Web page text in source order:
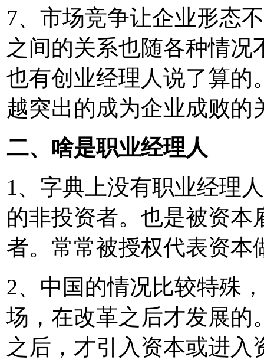
7、市场竞争让企业形态
之间的关系也随各种情
也有创业经理人说了算的
越突出的成为企业成败的
二、啥是职业经理人
1、字典上没有职业经理
的非投资者。也是被资本
者。常常被授权代表资本
2、中国的情况比较特殊
场，在改革之后才发展的
之后，才引入资本或进